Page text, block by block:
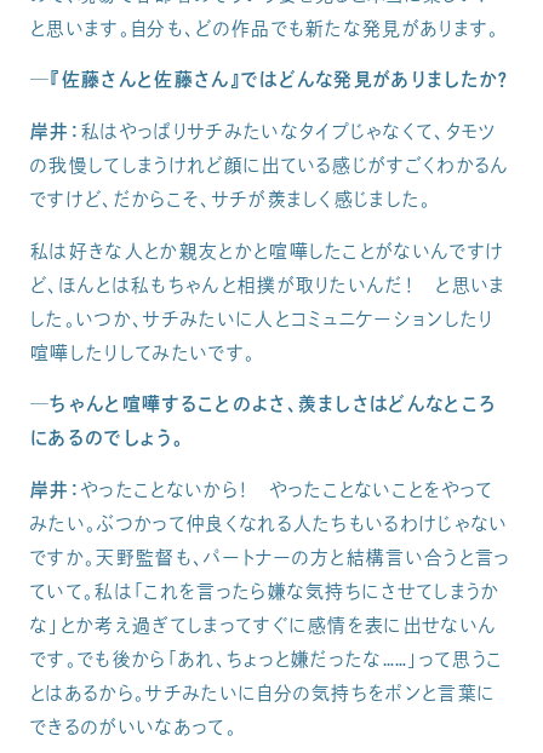
と思います。自分も、どの作品でも新たな発見があります。
─『佐藤さんと佐藤さん』ではどんな発見がありましたか？
岸井：私はやっぱりサチみたいなタイプじゃなくて、タモツ
の我慢してしまうけれど顔に出ている感じがすごくわかるん
ですけど、だからこそ、サチが羨ましく感じました。
私は好きな人とか親友とかと喧嘩したことがないんですけ
ど、ほんとは私もちゃんと相撲が取りたいんだ！ と思いま
した。いつか、サチみたいに人とコミュニケーションしたり
喧嘩したりしてみたいです。
─ちゃんと喧嘩することのよさ、羨ましさはどんなところ
にあるのでしょう。
岸井：やったことないから！ やったことないことをやって
みたい。ぶつかって仲良くなれる人たちもいるわけじゃない
ですか。天野監督も、パートナーの方と結構言い合うと言っ
ていて。私は「これを言ったら嫌な気持ちにさせてしまうか
な」とか考え過ぎてしまってすぐに感情を表に出せないん
です。でも後から「あれ、ちょっと嫌だったな……」って思うこ
とはあるから。サチみたいに自分の気持ちをポンと言葉に
できるのがいいなあって。